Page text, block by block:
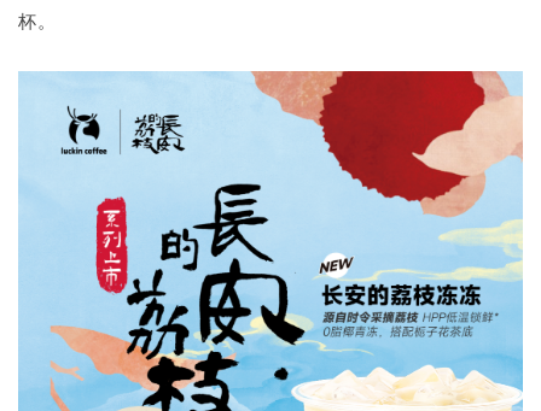
杯。